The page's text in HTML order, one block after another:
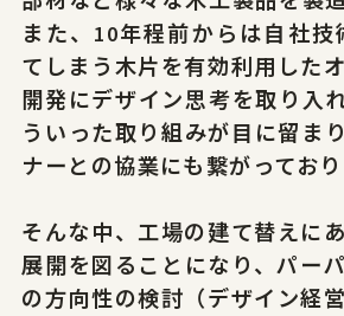
また、10年程前からは自社技
てしまう木片を有効利用した
開発にデザイン思考を取り入
ういった取り組みが目に留ま
ナーとの協業にも繋がっており
そんな中、工場の建て替えに
展開を図ることになり、パー
の方向性の検討（デザイン経